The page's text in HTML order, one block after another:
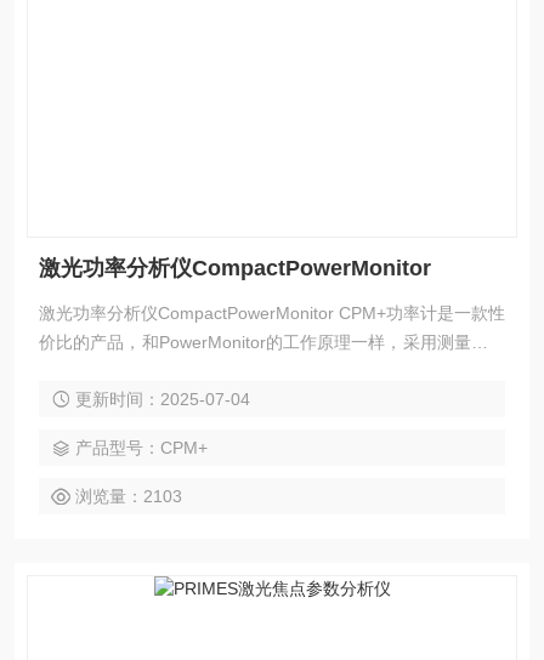
激光功率分析仪CompactPowerMonitor
激光功率分析仪CompactPowerMonitor CPM+功率计是一款性
价比的产品，和PowerMonitor的工作原理一样，采用测量进出
3%。常用于测量大功率激光器的功率，适合科研、激光器制
更新时间：2025-07-04
产品型号：CPM+
浏览量：2103